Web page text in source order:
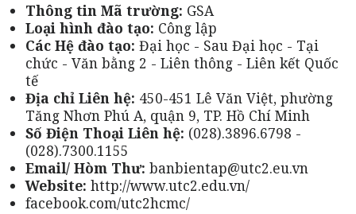
Thông tin Mã trường: GSA
Loại hình đào tạo: Công lập
Các Hệ đào tạo: Đại học - Sau Đại học - Tại
chức - Văn bằng 2 - Liên thông - Liên kết Quốc
tế
Địa chỉ Liên hệ: 450-451 Lê Văn Việt, phường
Tăng Nhơn Phú A, quận 9, TP. Hồ Chí Minh
Số Điện Thoại Liên hệ: (028).3896.6798 -
(028).7300.1155
Email/ Hòm Thư: banbientap@utc2.eu.vn
Website: http://www.utc2.edu.vn/
facebook.com/utc2hcmc/